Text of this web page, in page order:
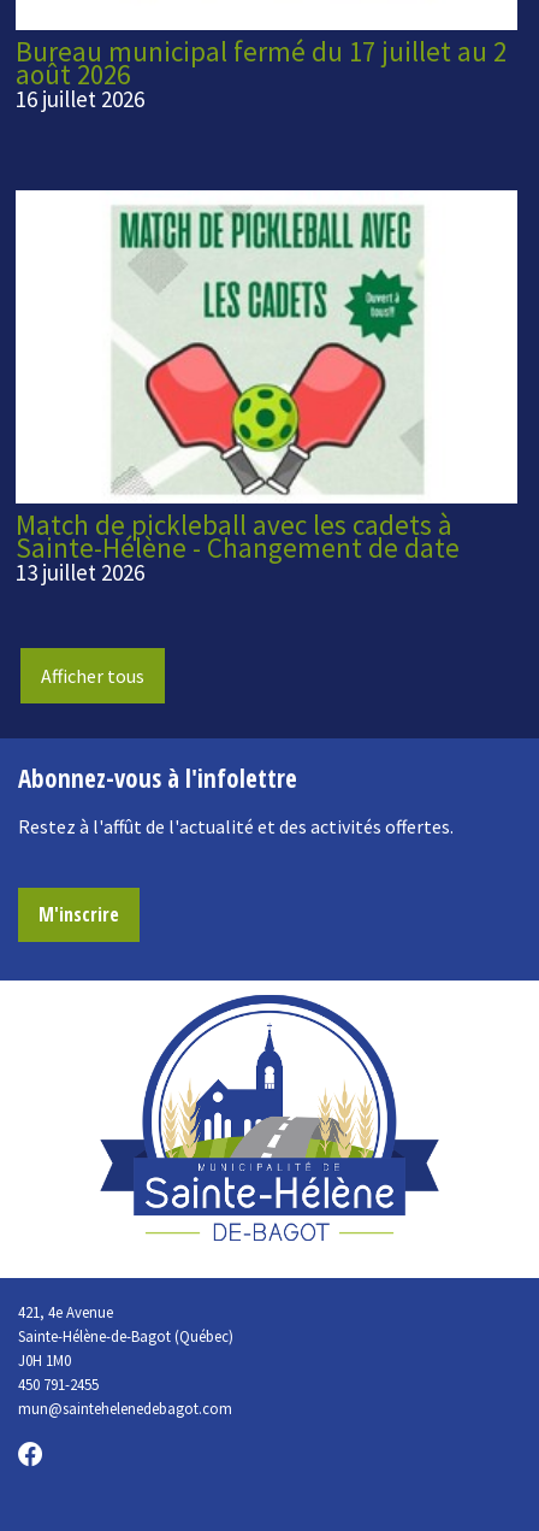
Bureau municipal fermé du 17 juillet au 2
août 2026
16 juillet 2026
Match de pickleball avec les cadets à
Sainte-Hélène - Changement de date
13 juillet 2026
Afficher tous
Abonnez-vous à l'infolettre
Restez à l'affût de l'actualité et des activités offertes.
M'inscrire
421, 4e Avenue
Sainte-Hélène-de-Bagot (Québec)
J0H 1M0
450 791-2455
mun@saintehelenedebagot.com